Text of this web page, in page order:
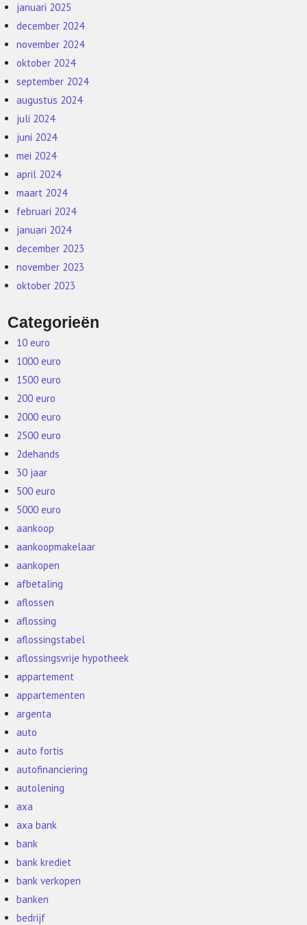
januari 2025
december 2024
november 2024
oktober 2024
september 2024
augustus 2024
juli 2024
juni 2024
mei 2024
april 2024
maart 2024
februari 2024
januari 2024
december 2023
november 2023
oktober 2023
Categorieën
10 euro
1000 euro
1500 euro
200 euro
2000 euro
2500 euro
2dehands
30 jaar
500 euro
5000 euro
aankoop
aankoopmakelaar
aankopen
afbetaling
aflossen
aflossing
aflossingstabel
aflossingsvrije hypotheek
appartement
appartementen
argenta
auto
auto fortis
autofinanciering
autolening
axa
axa bank
bank
bank krediet
bank verkopen
banken
bedrijf